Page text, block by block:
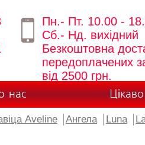
Пн.- Пт. 10.00 -
Сб.- Нд. вихідний
Безкоштовна
передоплачених
від 2500 грн.
нас Цікаво
Aveline Ангела Luna